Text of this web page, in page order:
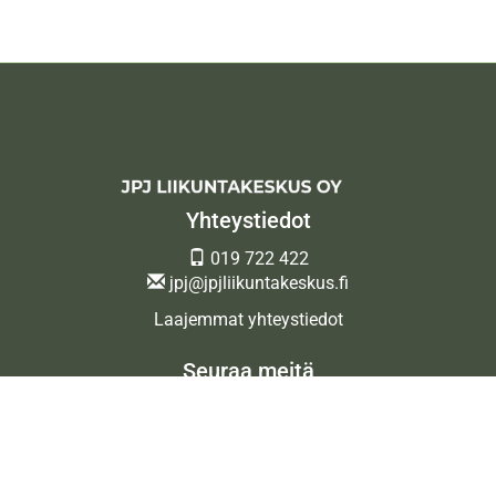
Yhteystiedot
019 722 422
jpj@jpjliikuntakeskus.fi
Laajemmat yhteystiedot
Seuraa meitä